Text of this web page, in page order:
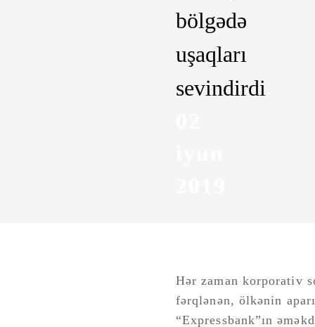
bölgədə
uşaqları
sevindirdi
Hər zaman korporativ
fərqlənən, ölkənin
“Expressbank”ın